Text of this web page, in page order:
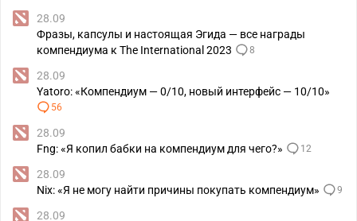
28.09
Фразы, капсулы и настоящая Эгида — все награды
компендиума к The International 2023
8
28.09
Yatoro: «Компендиум — 0/10, новый интерфейс — 10/10»
56
28.09
Fng: «Я копил бабки на компендиум для чего?»
12
28.09
Nix: «Я не могу найти причины покупать компендиум»
9
28.09